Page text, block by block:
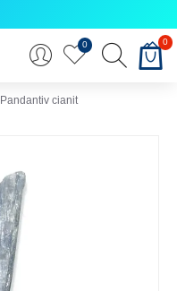
0 0
Pandantiv cianit